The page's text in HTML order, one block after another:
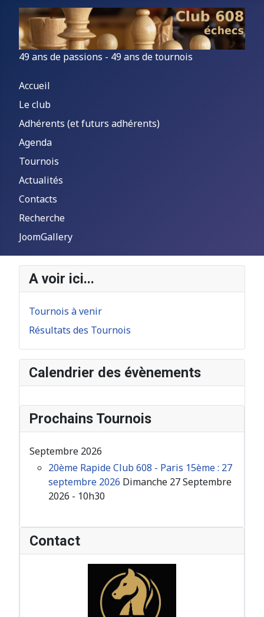
49 ans de passions - 49 ans de tournois
Accueil
Le club
Adhérents (et futurs adhérents)
Agenda
Tournois
Actualités
Contacts
Recherche
JoomGallery
A voir ici...
Tournois à venir
Résultats des Tournois
Calendrier des évènements
Prochains Tournois
Septembre 2026
20ème Rapide Club 608 - Paris 15ème : 27
septembre 2026 Dimanche 27 Septembre
2026 - 10h30
Contact